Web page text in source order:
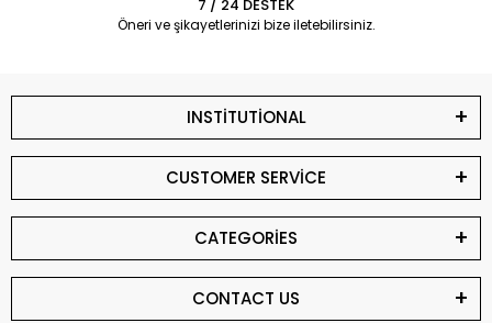
7 / 24 DESTEK
Öneri ve şikayetlerinizi bize iletebilirsiniz.
INSTİTUTİONAL
CUSTOMER SERVİCE
CATEGORİES
CONTACT US